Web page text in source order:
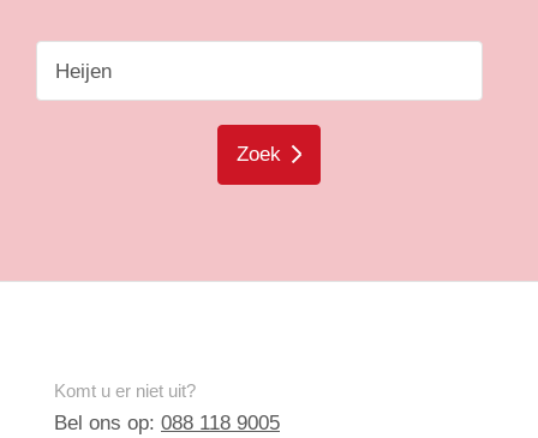
Zoek
Komt u er niet uit?
Bel ons op: 088 118 9005